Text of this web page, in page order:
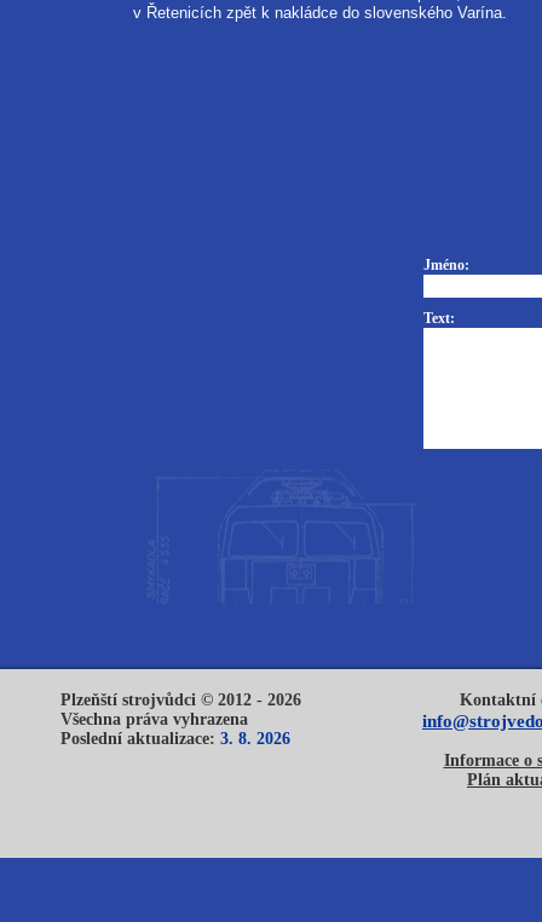
v Řetenicích zpět k nakládce do slovenského Varína.
Jméno:
Text:
Plzeňští strojvůdci © 2012 - 2026
Všechna práva vyhrazena
Poslední aktualizace: 3. 8. 2026
Kontaktní
Informace o
Plán